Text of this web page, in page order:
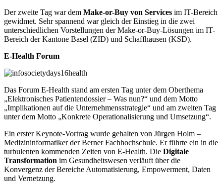
Der zweite Tag war dem Make-or-Buy von Services im IT-Bereich
gewidmet. Sehr spannend war gleich der Einstieg in die zwei
unterschiedlichen Vorstellungen der Make-or-Buy-Lösungen im IT-
Bereich der Kantone Basel (ZID) und Schaffhausen (KSD).
E-Health Forum
Das Forum E-Health stand am ersten Tag unter dem Oberthema
„Elektronisches Patientendossier – Was nun?“ und dem Motto
„Implikationen auf die Unternehmensstrategie“ und am zweiten Tag
unter dem Motto „Konkrete Operationalisierung und Umsetzung“.
Ein erster Keynote-Vortrag wurde gehalten von Jürgen Holm –
Medizininformatiker der Berner Fachhochschule. Er führte ein in die
turbulenten kommenden Zeiten von E-Health. Die Digitale
Transformation im Gesundheitswesen verläuft über die
Konvergenz der Bereiche Automatisierung, Empowerment, Daten
und Vernetzung.